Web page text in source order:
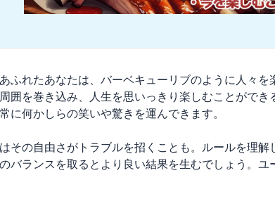
ふれたあなたは、バーベキューリブのように人々
囲を巻き込み、人生を思いっきり楽しむことがで
に何かしらの笑いや驚きを運んできます。
その自由さがトラブルを招くことも。ルールを理
バランスを取るとより良い結果を生むでしょう。ユ